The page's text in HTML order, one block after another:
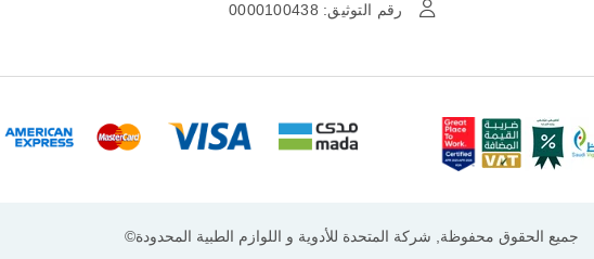
رقم التوثيق: 0000100438
جميع الحقوق محفوظة, شركة المتحدة للأدوية و اللوازم الطبية المحدودة©